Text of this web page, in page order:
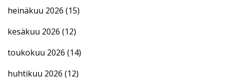
heinäkuu 2026 (15)
kesäkuu 2026 (12)
toukokuu 2026 (14)
huhtikuu 2026 (12)